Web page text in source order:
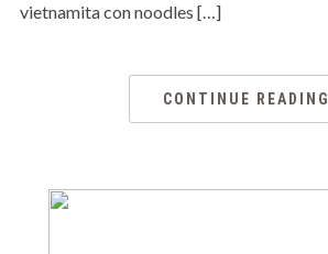
vietnamita con noodles […]
CONTINUE READING